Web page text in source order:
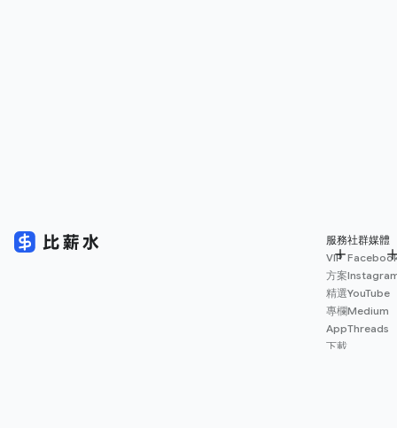
服務
VIP
方案
精選
專欄
App
下載
社群媒體
YouTube
Medium
Threads